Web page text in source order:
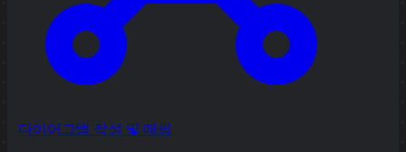
다이어그램 작성 및 매핑